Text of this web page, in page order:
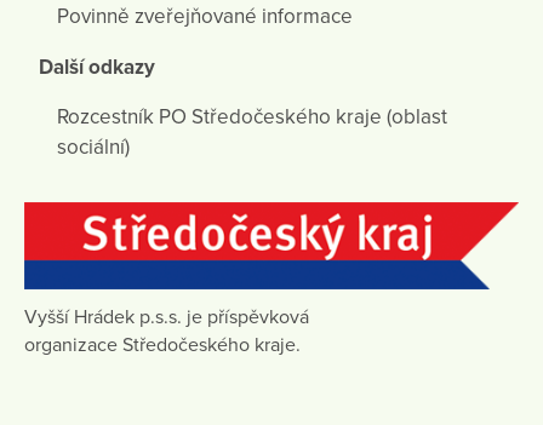
Povinně zveřejňované informace
Další odkazy
Rozcestník PO Středočeského kraje (oblast
sociální)
Vyšší Hrádek p.s.s. je příspěvková
organizace Středočeského kraje.